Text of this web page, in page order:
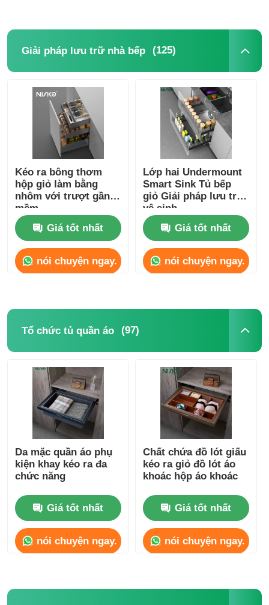
Thợ rửa chén và vòi nước
Thang đồ dùng
Đèn LED tủ
Thùng rác nhà bếp
hộp đựng gạo
Giải pháp lưu trữ nhà bếp (125)
Kéo ra bông thơm
hộp giỏ làm bằng
nhôm với trượt gần
mềm
Giá tốt nhất
nói chuyện ngay.
Lớp hai Undermount
Smart Sink Tủ bếp
giỏ Giải pháp lưu trữ
vệ sinh
Giá tốt nhất
nói chuyện ngay.
Tổ chức tủ quần áo (97)
Da mặc quần áo phụ
kiện khay kéo ra đa
chức năng
Giá tốt nhất
nói chuyện ngay.
Chất chứa đồ lót giấu
kéo ra giỏ đồ lót áo
khoác hộp áo khoác
Giá tốt nhất
nói chuyện ngay.